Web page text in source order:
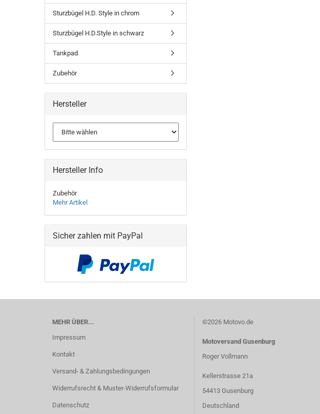
Sturzbügel H.D. Style in chrom
Sturzbügel H.D.Style in schwarz
Tankpad
Zubehör
Hersteller
Hersteller Info
Zubehör
Mehr Artikel
Sicher zahlen mit PayPal
MEHR ÜBER...
Impressum
Kontakt
Versand- & Zahlungsbedingungen
Widerrufsrecht & Muster-Widerrufsformular
Datenschutz
©2026 Motovo.de
Motoversand Gusenburg
Roger Vollmann
Kellerstrasse 21a
54413 Gusenburg
Deutschland